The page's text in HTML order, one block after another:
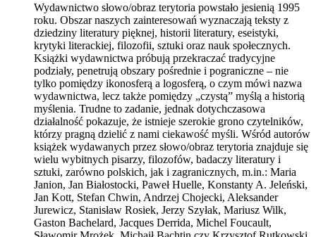
Wydawnictwo słowo/obraz terytoria powstało jesienią 1995
roku. Obszar naszych zainteresowań wyznaczają teksty z
dziedziny literatury pięknej, historii literatury, eseistyki,
krytyki literackiej, filozofii, sztuki oraz nauk społecznych.
Książki wydawnictwa próbują przekraczać tradycyjne
podziały, penetrują obszary pośrednie i pograniczne – nie
tylko pomiędzy ikonosferą a logosferą, o czym mówi nazwa
wydawnictwa, lecz także pomiędzy „czystą” myślą a historią
myślenia. Trudne to zadanie, jednak dotychczasowa
działalność pokazuje, że istnieje szerokie grono czytelników,
którzy pragną dzielić z nami ciekawość myśli. Wśród autorów
książek wydawanych przez słowo/obraz terytoria znajduje się
wielu wybitnych pisarzy, filozofów, badaczy literatury i
sztuki, zarówno polskich, jak i zagranicznych, m.in.: Maria
Janion, Jan Białostocki, Paweł Huelle, Konstanty A. Jeleński,
Jan Kott, Stefan Chwin, Andrzej Chojecki, Aleksander
Jurewicz, Stanisław Rosiek, Jerzy Szyłak, Mariusz Wilk,
Gaston Bachelard, Jacques Derrida, Michel Foucault,